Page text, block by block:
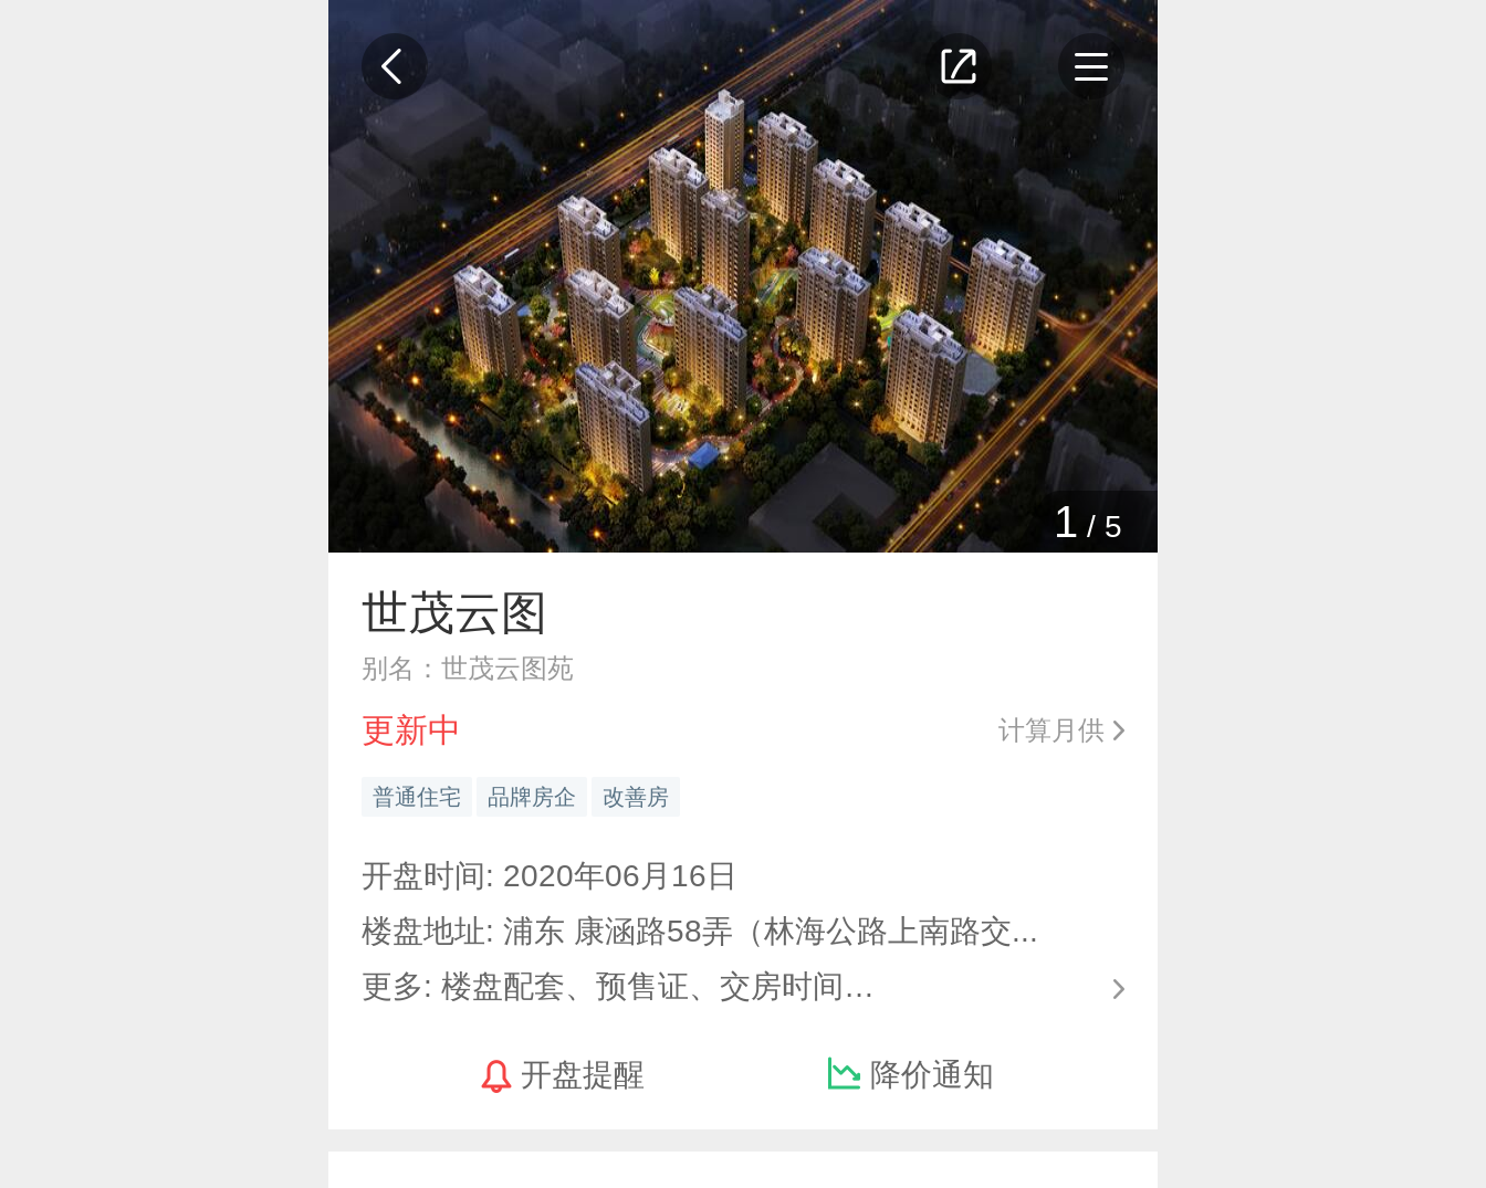
1 / 5
世茂云图
别名：世茂云图苑
更新中 计算月供
普通住宅 品牌房企 改善房
开盘时间: 2020年06月16日
楼盘地址: 浦东 康涵路58弄（林海公路上南路交...
更多: 楼盘配套、预售证、交房时间…
开盘提醒 降价通知